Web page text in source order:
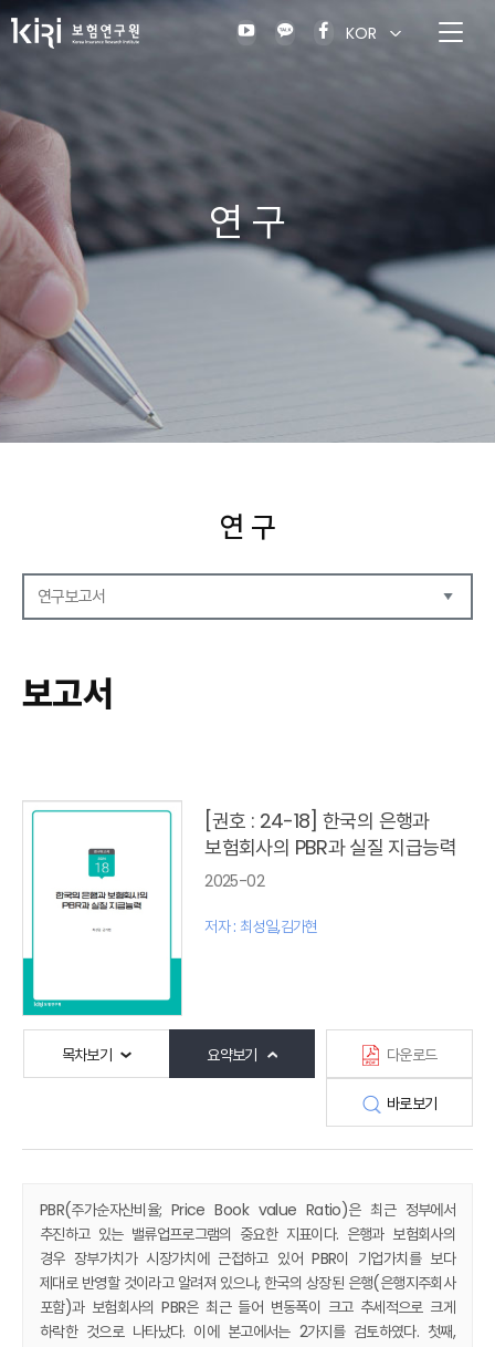
KOR
연 구
연 구
연구보고서
CEO Brief
영상자료
보고서
[권호 : 24-18] 한국의 은행과
보험회사의 PBR과 실질 지급능력
2025-02
저자 : 최성일,김가현
목차보기 요약보기 다운로드
바로보기
PBR(주가순자산비율; Price Book value Ratio)은 최근 정부에서
추진하고 있는 밸류업프로그램의 중요한 지표이다. 은행과 보험회사의
경우 장부가치가 시장가치에 근접하고 있어 PBR이 기업가치를 보다
제대로 반영할 것이라고 알려져 있으나, 한국의 상장된 은행(은행지주회사
포함)과 보험회사의 PBR은 최근 들어 변동폭이 크고 추세적으로 크게
하락한 것으로 나타났다. 이에 본고에서는 2가지를 검토하였다. 첫째,